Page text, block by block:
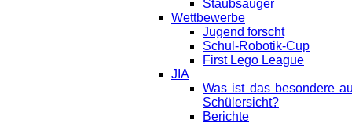
Staubsauger
Wettbewerbe
Jugend forscht
Schul-Robotik-Cup
First Lego League
JIA
Was ist das besondere
Schülersicht?
Berichte